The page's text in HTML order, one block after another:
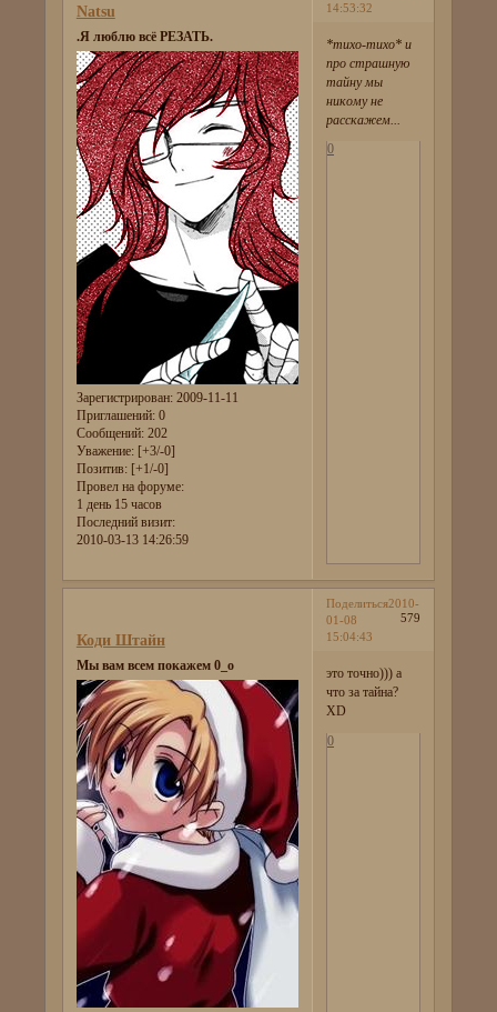
14:53:32
Natsu
.Я люблю всё РЕЗАТЬ.
Зарегистрирован: 2009-11-11
Приглашений:0
Сообщений:202
Уважение: [+3/-0]
Позитив: [+1/-0]
Провел на форуме:
1 день 15 часов
Последний визит:
2010-03-13 14:26:59
*тихо-тихо* и
про страшную
тайну мы
никому не
расскажем...
0
Поделиться
579
2010-
01-08
15:04:43
Коди Штайн
Мы вам всем покажем 0_о
это точно))) а
что за тайна?
XD
0